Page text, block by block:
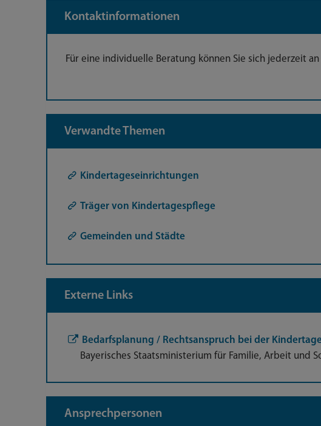
Kontaktinformationen
Für eine individuelle Beratung können Sie sich jederzeit
Verwandte Themen
Kindertageseinrichtungen
Träger von Kindertagespflege
Gemeinden und Städte
Externe Links
Bedarfsplanung / Rechtsanspruch bei der
Bayerisches Staatsministerium für Familie, Arbeit und
Ansprechpersonen